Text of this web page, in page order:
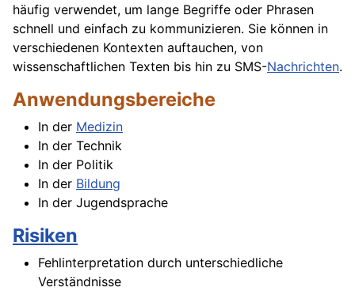
häufig verwendet, um lange Begriffe oder Phrasen
schnell und einfach zu kommunizieren. Sie können in
verschiedenen Kontexten auftauchen, von
wissenschaftlichen Texten bis hin zu SMS-Nachrichten.
Anwendungsbereiche
In der Medizin
In der Technik
In der Politik
In der Bildung
In der Jugendsprache
Risiken
Fehlinterpretation durch unterschiedliche
Verständnisse